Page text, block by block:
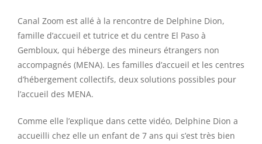
Canal Zoom est allé à la rencontre de Delphine Dion,
famille d’accueil et tutrice et du centre El Paso à
Gembloux, qui héberge des mineurs étrangers non
accompagnés (MENA). Les familles d’accueil et les centres
d’hébergement collectifs, deux solutions possibles pour
l’accueil des MENA.
Comme elle l’explique dans cette vidéo, Delphine Dion a
accueilli chez elle un enfant de 7 ans qui s’est très bien